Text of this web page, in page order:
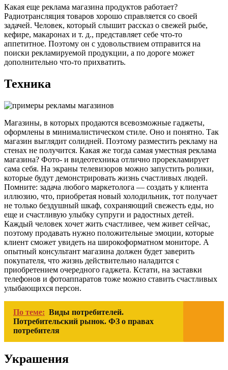
Какая еще реклама магазина продуктов работает?
Радиотрансляция товаров хорошо справляется со своей
задачей. Человек, который слышит рассказ о свежей рыбе,
кефире, макаронах и т. д., представляет себе что-то
аппетитное. Поэтому он с удовольствием отправится на
поиски рекламируемой продукции, а по дороге может
дополнительно что-то прихватить.
Техника
Магазины, в которых продаются всевозможные гаджеты,
оформлены в минималистическом стиле. Оно и понятно. Так
магазин выглядит солидней. Поэтому разместить рекламу на
стенах не получится. Какая же тогда самая уместная реклама
магазина? Фото- и видеотехника отлично прорекламирует
сама себя. На экраны телевизоров можно запустить ролики,
которые будут демонстрировать жизнь счастливых людей.
Помните: задача любого маркетолога — создать у клиента
иллюзию, что, приобретая новый холодильник, тот получает
не только бездушный шкаф, сохраняющий свежесть еды, но
еще и счастливую улыбку супруги и радостных детей.
Каждый человек хочет жить счастливее, чем живет сейчас,
поэтому продавать нужно положительные эмоции, которые
клиент сможет увидеть на широкоформатном мониторе. А
опытный консультант магазина должен будет заверить
покупателя, что жизнь действительно наладится с
приобретением очередного гаджета. Кстати, на заставки
телефонов и фотоаппаратов тоже можно ставить счастливых
улыбающихся персон.
По теме: Виды потребителей.
Потребительский рынок. ФЗ о правах
потребителя
Украшения